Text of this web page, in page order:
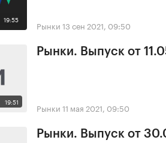
19:55 Рынки 13 сен 2021, 09:50
19:51
Рынки. Выпуск от
Рынки 11 мая 2021, 09:50
Рынки. Выпуск от